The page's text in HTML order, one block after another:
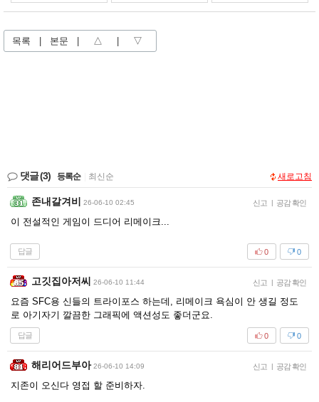
목록 본문 △ ▽
댓글(3) 등록순 최신순 새로고침
존내갈겨비 26-06-10 02:45 신고 | 공감 확인
이 전설적인 게임이 드디어 리메이크...
답글 0
0
고깃집아저씨 26-06-10 11:44 신고 | 공감 확인
요즘 SFC용 신들의 트라이포스 하는데, 리메이크 욕심이 안 생길 정도
로 아기자기 깔끔한 그래픽에 액션성도 좋더군요.
답글 0
0
해리어드부아 26-06-10 14:09 신고 | 공감 확인
지존이 오신다 영접 할 준비하자.